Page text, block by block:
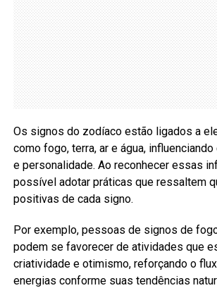
Os signos do zodíaco estão ligados a
como fogo, terra, ar e água,
e personalidade. Ao reconhecer essas
possível adotar práticas que ressaltem
positivas de cada signo.
Por exemplo, pessoas de signos de
podem se favorecer de atividades que
criatividade e otimismo, reforçando o
energias conforme suas tendências